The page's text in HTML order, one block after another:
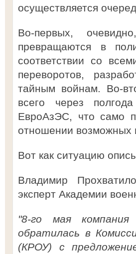
осуществляется
Во-первых,
превращаются в
соответствии со
переворотов,
тайным войнам. Во-
всего через
ЕвроАзЭС, что само
отношении возможных
Вот как ситуацию
Владимир
эксперт Академии
"8-го мая
обратилась в
(КРОУ) с